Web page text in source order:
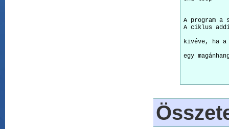
A program
A ciklus
kivéve, ha